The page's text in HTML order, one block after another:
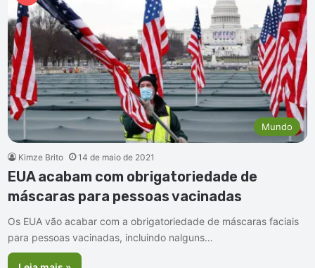
Mundo
Kimze Brito 14 de maio de 2021
EUA acabam com obrigatoriedade de
máscaras para pessoas vacinadas
Os EUA vão acabar com a obrigatoriedade de máscaras faciais
para pessoas vacinadas, incluindo nalguns…